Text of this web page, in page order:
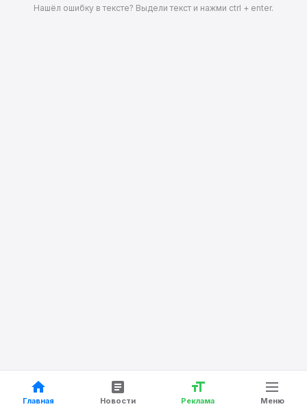
Главная Новости Реклама Меню
Нашёл ошибку в тексте? Выдели текст и нажми ctrl + enter.